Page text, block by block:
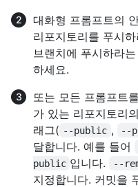
대화형 프롬프트의
리포지토리를 푸시
브랜치에 푸시하라
하세요.
또는 모든 프롬프트
가 있는 리포지토리
래그( --public , --
달합니다. 예를 들어
public 입니다. --
지정합니다. 커밋을